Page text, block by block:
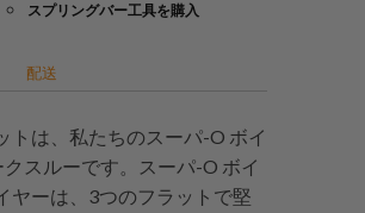
スプリングバー工具を購入
配送
トは、私たちのスーパ-O ボイ
スルーです。スーパ-O ボイ
ヤーは、3つのフラットで堅